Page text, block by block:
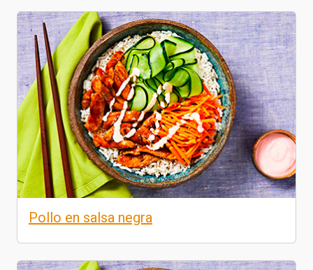
Pollo en salsa negra